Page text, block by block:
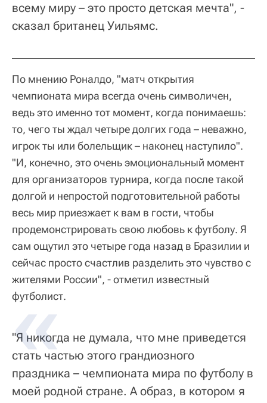
всему миру – это просто детская мечта", -
сказал британец Уильямс.
По мнению Роналдо, "матч открытия
чемпионата мира всегда очень символичен,
ведь это именно тот момент, когда понимаешь:
то, чего ты ждал четыре долгих года – неважно,
игрок ты или болельщик – наконец наступило".
"И, конечно, это очень эмоциональный момент
для организаторов турнира, когда после такой
долгой и непростой подготовительной работы
весь мир приезжает к вам в гости, чтобы
продемонстрировать свою любовь к футболу. Я
сам ощутил это четыре года назад в Бразилии и
сейчас просто счастлив разделить это чувство с
жителями России", - отметил известный
футболист.
"Я никогда не думала, что мне приведется
стать частью этого грандиозного
праздника – чемпионата мира по футболу в
моей родной стране. А образ, в котором я